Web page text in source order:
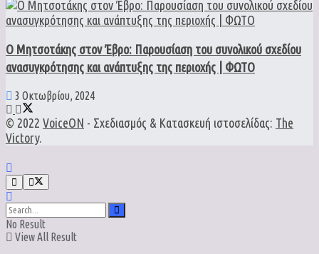
Ο Μητσοτάκης στον Έβρο: Παρουσίαση του συνολικού σχεδίου
ανασυγκρότησης και ανάπτυξης της περιοχής | ΦΩΤΟ
3 Οκτωβρίου, 2024
© 2022 VoiceON - Σχεδιασμός & Κατασκευή ιστοσελίδας: The
Victory.
No Result
View All Result